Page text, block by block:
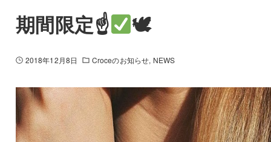
期間限定☝ 🕊
2018年12月8日 Croceのお知らせ NEWS